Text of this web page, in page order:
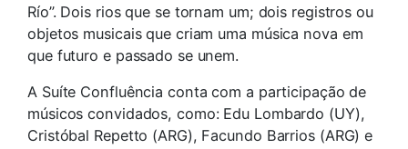
Río”. Dois rios que se tornam um; dois registros ou
objetos musicais que criam uma música nova em
que futuro e passado se unem.
A Suíte Confluência conta com a participação de
músicos convidados, como: Edu Lombardo (UY),
Cristóbal Repetto (ARG), Facundo Barrios (ARG) e